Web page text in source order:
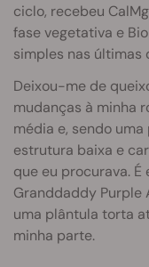
ciclo, recebeu
fase vegetativa e
simples nas últimas
Deixou-me de
mudanças à minha
média e, sendo
estrutura baixa e
que eu procurava.
Granddaddy Purple
uma plântula torta
minha parte.